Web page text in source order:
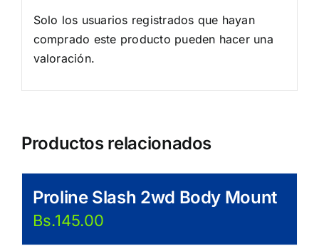
Solo los usuarios registrados que hayan
comprado este producto pueden hacer una
valoración.
Productos relacionados
Proline Slash 2wd Body Mount
Bs.145.00